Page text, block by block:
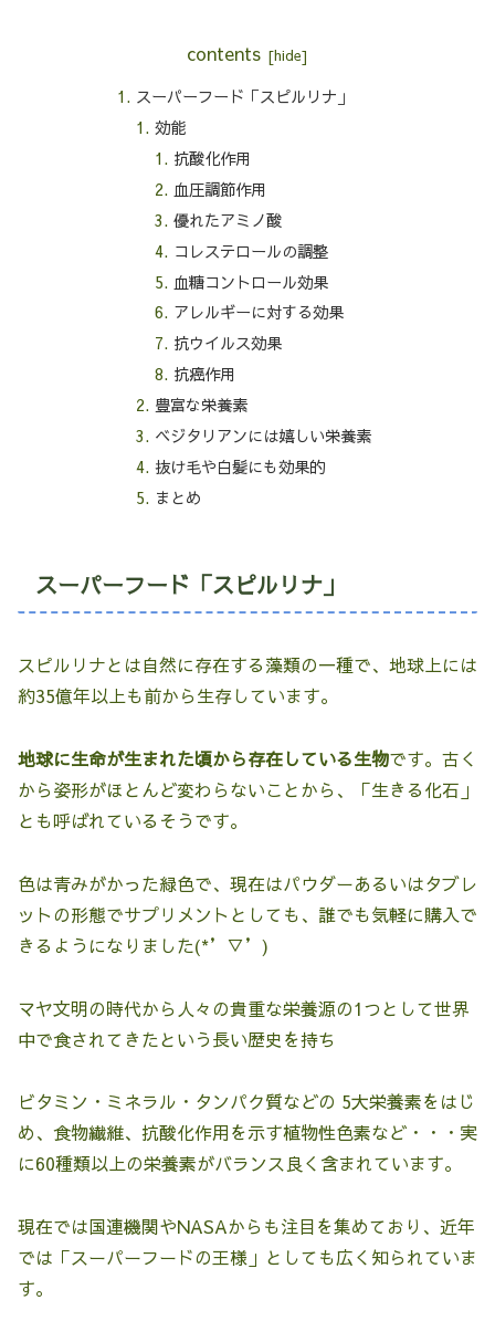
contents
スーパーフード「スピルリナ」
効能
抗酸化作用
血圧調節作用
優れたアミノ酸
コレステロールの調整
血糖コントロール効果
アレルギーに対する効果
抗ウイルス効果
抗癌作用
豊富な栄養素
ベジタリアンには嬉しい栄養素
抜け毛や白髪にも効果的
まとめ
スーパーフード「スピルリナ」
スピルリナとは自然に存在する藻類の一種で、地球上には
約35億年以上も前から生存しています。
地球に生命が生まれた頃から存在している生物です。古く
から姿形がほとんど変わらないことから、「生きる化石」
とも呼ばれているそうです。
色は青みがかった緑色で、現在はパウダーあるいはタブレ
ットの形態でサプリメントとしても、誰でも気軽に購入で
きるようになりました(*’▽’)
マヤ文明の時代から人々の貴重な栄養源の1つとして世界
中で食されてきたという長い歴史を持ち
ビタミン・ミネラル・タンパク質などの 5大栄養素をはじ
め、食物繊維、抗酸化作用を示す植物性色素など・・・実
に60種類以上の栄養素がバランス良く含まれています。
現在では国連機関やNASAからも注目を集めており、近年
では「スーパーフードの王様」としても広く知られていま
す。